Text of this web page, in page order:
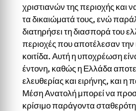
χριστιανών της περιοχής και
τα δικαιώματά τους, ενώ
διατηρήσει τη διασπορά του
περιοχές που αποτέλεσαν την
κοιτίδα. Αυτή η υποχρέωση
έντονη, καθώς η Ελλάδα
ελευθερίας και ειρήνης, και η
Μέση Ανατολή μπορεί να
κρίσιμο παράγοντα